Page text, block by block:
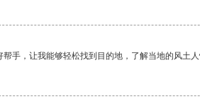
手，让我能够轻松找到目的地，了解当地的风土